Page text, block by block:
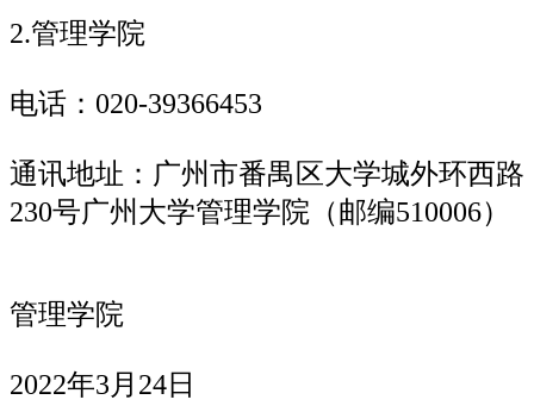
2.管理学院
电话：020-39366453
通讯地址：广州市番禺区大学城外环西路
230号广州大学管理学院（邮编510006）
管理学院
2022年3月24日